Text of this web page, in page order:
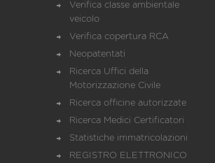
Verifica classe ambientale
veicolo
Verifica copertura RCA
Neopatentati
Ricerca Uffici della
Motorizzazione Civile
Ricerca officine autorizzate
Ricerca Medici Certificatori
Statistiche immatricolazioni
REGISTRO ELETTRONICO